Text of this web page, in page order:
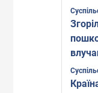
Фото